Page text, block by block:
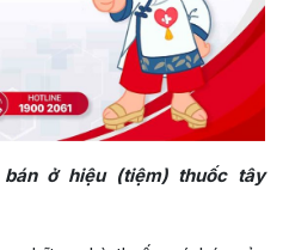
ở hiệu (tiệm) thuốc tây